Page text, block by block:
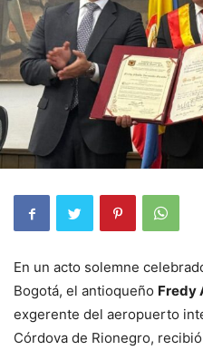
En un acto solemne
Bogotá, el antioqueño Fredy
exgerente del aeropuerto
Córdova de Rionegro,